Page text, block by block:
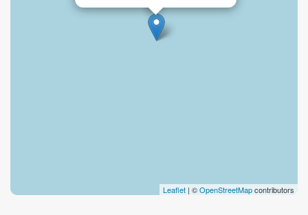
Leaflet | ©OpenStreetMapcontributors